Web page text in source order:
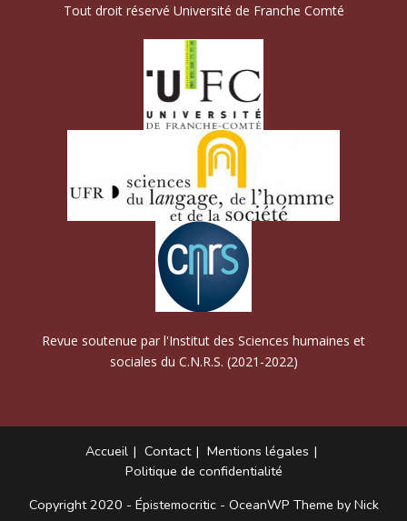
Tout droit réservé Université de Franche Comté
Revue soutenue par l'Institut des Sciences humaines et
sociales du C.N.R.S. (2021-2022)
Accueil Contact
Mentions légales
Politique de confidentialité
Copyright 2020 - Épistemocritic - OceanWP Theme by Nick